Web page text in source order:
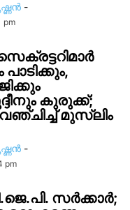
-
pm
പാടിക്കും,
കുരുക്ക്;
മുസ്ലിം
-
pm
സർക്കാർ;